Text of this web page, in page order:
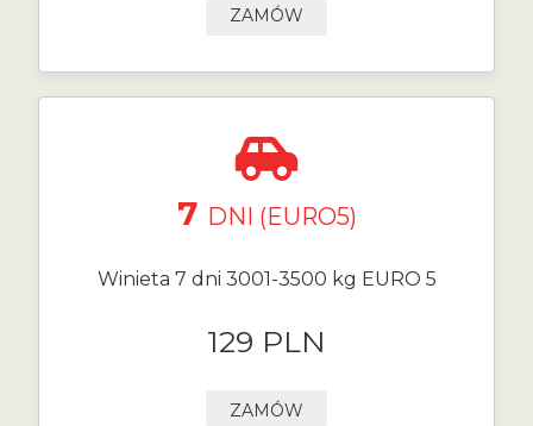
ZAMÓW
7 DNI (EURO5)
Winieta 7 dni 3001-3500 kg EURO 5
129 PLN
ZAMÓW